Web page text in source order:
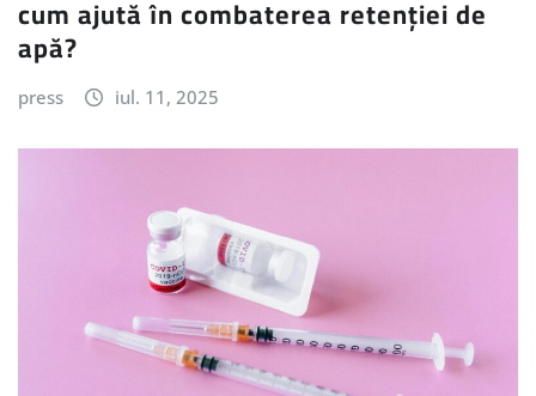
cum ajută în combaterea retenției de
apă?
press iul. 11, 2025